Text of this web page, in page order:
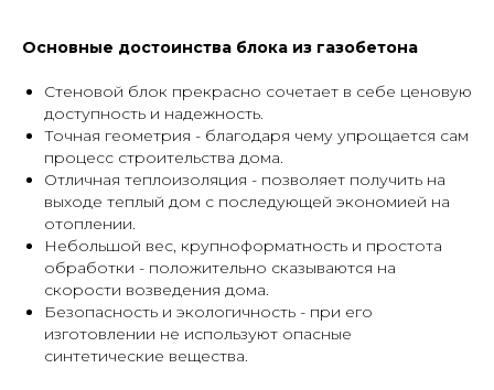
Основные достоинства блока из газобетона
Стеновой блок прекрасно сочетает в себе ценовую
доступность и надежность.
Точная геометрия - благодаря чему упрощается сам
процесс строительства дома.
Отличная теплоизоляция - позволяет получить на
выходе теплый дом с последующей экономией на
отоплении.
Небольшой вес, крупноформатность и простота
обработки - положительно сказываются на
скорости возведения дома.
Безопасность и экологичность - при его
изготовлении не используют опасные
синтетические вещества.